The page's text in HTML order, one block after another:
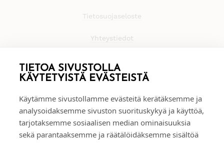
TIETOA SIVUSTOLLA
KÄYTETYISTÄ EVÄSTEISTÄ
Käytämme sivustollamme evästeitä kerätäksemme ja
analysoidaksemme sivuston suorituskykyä ja käyttöä,
tarjotaksemme sosiaalisen median ominaisuuksia
sekä parantaaksemme ja räätälöidäksemme sisältöä
Tietosuojaseloste
Yhteystiedot